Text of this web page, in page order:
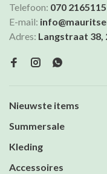
Telefoon: 070 2165115
E-mail:
Adres: Langstraat 38,
Nieuwste items
Summersale
Kleding
Accessoires